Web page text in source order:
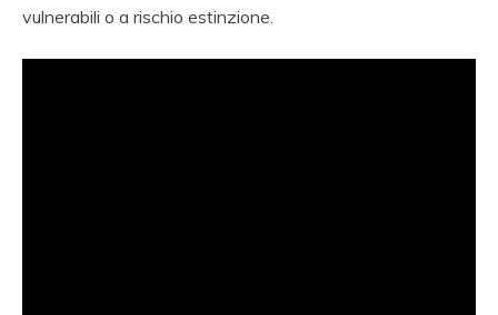
vulnerabili o a rischio estinzione.